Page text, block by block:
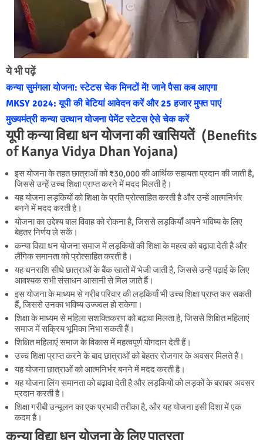
ये भी पढ़ें
कन्या सुमंगला योजना: स्टेटस चेक मिनटों में! जाने पैसा कब आएगा
MKSY 2024: यूपी की बेटियां आवेदन करें और 25 हजार मुफ्त पाएं
मुख्यमंत्री कन्या उत्थान योजना पेमेंट स्टेटस ऐसे चेक करें
यूपी कन्या विद्या धन योजना की खासियतें (Benefits
of Kanya Vidya Dhan Yojana)
इस योजना के तहत छात्राओं को ₹30,000 की आर्थिक सहायता प्रदान की जाती है,
जिससे उन्हें उच्च शिक्षा प्राप्त करने में मदद मिलती है।
यह योजना लड़कियों को शिक्षा के प्रति प्रोत्साहित करती है और उन्हें आत्मनिर्भर
बनने में मदद करती है।
योजना का उद्देश्य बाल विवाह को रोकना है, जिससे लड़कियाँ अपने भविष्य के लिए
बेहतर निर्णय ले सकें।
कन्या विद्या धन योजना समाज में लड़कियों की शिक्षा के महत्व को बढ़ावा देती है और
लैंगिक समानता को प्रोत्साहित करती है।
यह धनराशि सीधे छात्राओं के बैंक खातों में भेजी जाती है, जिससे उन्हें पढ़ाई के लिए
आवश्यक सभी संसाधन आसानी से मिल जाते हैं।
इस योजना के माध्यम से गरीब परिवार की लड़कियाँ भी उच्च शिक्षा प्राप्त कर सकती
हैं, जिससे उनका भविष्य उज्ज्वल हो सकेगा।
शिक्षा के माध्यम से महिला सशक्तिकरण को बढ़ावा मिलता है, जिससे शिक्षित महिलाएं
समाज में सक्रिय भूमिका निभा सकती हैं।
शिक्षित महिलाएं समाज के विकास में महत्वपूर्ण योगदान देती हैं।
उच्च शिक्षा प्राप्त करने के बाद छात्राओं को बेहतर रोजगार के अवसर मिलते हैं।
यह योजना छात्राओं को आत्मनिर्भर बनने में मदद करती है।
यह योजना लिंग समानता को बढ़ावा देती है और लड़कियों को लड़कों के बराबर अवसर
प्रदान करती है।
शिक्षा गरीबी उन्मूलन का एक प्रभावी तरीका है, और यह योजना इसी दिशा में एक
कदम है।